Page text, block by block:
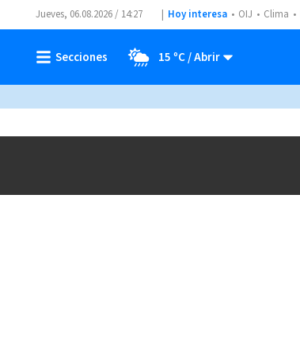
Jueves, 06.08.2026 / 14:27 Hoy interesa OIJ Clima
15 ºC